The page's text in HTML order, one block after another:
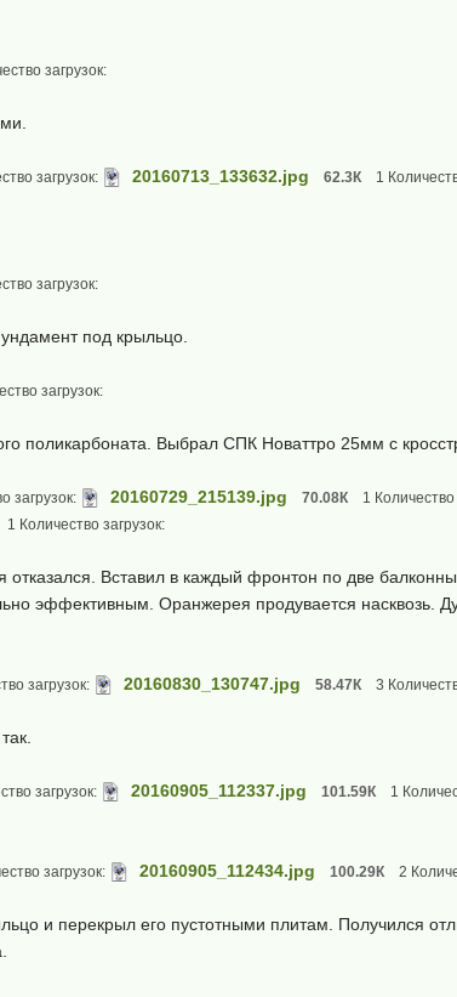
загрузок:
загрузок: 20160713_133632.jpg 62.3К 1
загрузок:
под крыльцо.
загрузок:
поликарбоната. Выбрал СПК Новаттро 25мм с
загрузок: 20160729_215139.jpg 70.08К 1 Количество
1 Количество загрузок:
отказался. Вставил в каждый фронтон по две
эффективным. Оранжерея продувается насквозь.
загрузок: 20160830_130747.jpg 58.47К 3
загрузок: 20160905_112337.jpg 101.59К 1
загрузок: 20160905_112434.jpg 100.29К 2
и перекрыл его пустотными плитам. Получился